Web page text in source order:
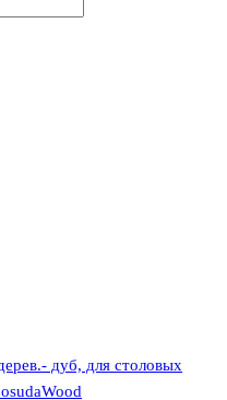
дуб, для столовых